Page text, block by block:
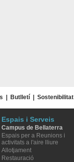
Butlletí Sostenibilitat
Espais i Serveis
Campus de Bellaterra
Espais per a Reunions i
activitats a l'aire lliure
Allotjament
Restauració